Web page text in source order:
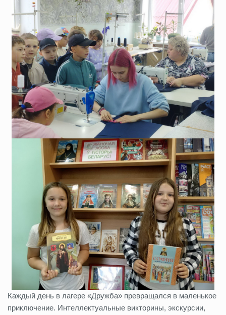
Каждый день в лагере «Дружба» превращался в маленькое
приключение. Интеллектуальные викторины, экскурсии,